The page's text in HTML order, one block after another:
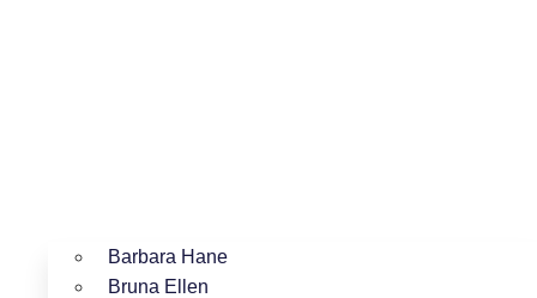
Barbara Hane
Bruna Ellen